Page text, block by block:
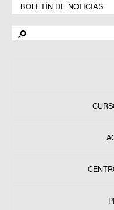
BOLETÍN DE NOTICIAS